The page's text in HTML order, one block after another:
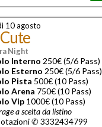
10 agosto
Night
Interno 250€ (5/6 Pass)
Esterno 250€ (5/6 Pass)
Pista 500€ (10 Pass)
Arena 750€ (10 Pass)
Vip 1000€ (10 Pass)
a scelta da listino
✆ 3332434799